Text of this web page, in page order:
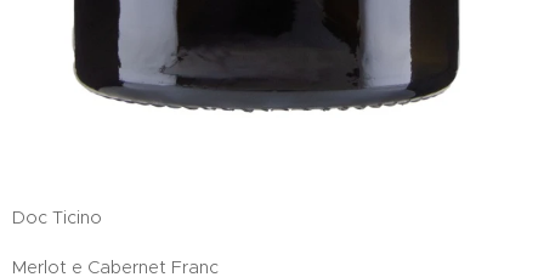
Doc Ticino
Merlot e Cabernet Franc